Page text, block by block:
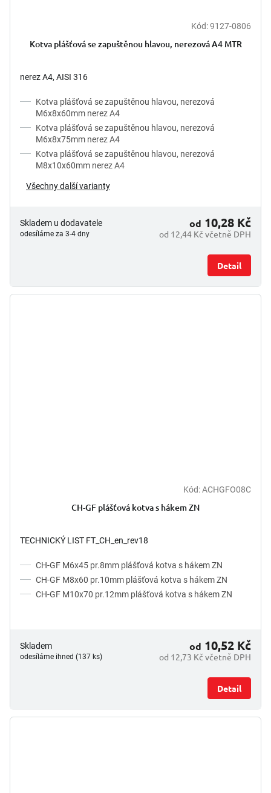
Kód:9127-0806
Kotva plášťová se zapuštěnou hlavou, nerezová A4 MTR
nerez A4, AISI 316
Kotva plášťová se zapuštěnou hlavou, nerezová
M6x8x60mm nerez A4
Kotva plášťová se zapuštěnou hlavou, nerezová
M6x8x75mm nerez A4
Kotva plášťová se zapuštěnou hlavou, nerezová
M8x10x60mm nerez A4
Všechny další varianty
Skladem u dodavatele
odesíláme za 3-4 dny od 12,44 Kč včetně DPH
od 10,28 Kč
Detail
Kód:ACHGFO08C
CH-GF plášťová kotva s hákem ZN
TECHNICKÝ LIST FT_CH_en_rev18
CH-GF M6x45 pr.8mm plášťová kotva s hákem ZN
CH-GF M8x60 pr.10mm plášťová kotva s hákem ZN
CH-GF M10x70 pr.12mm plášťová kotva s hákem ZN
Skladem
odesíláme ihned (137 ks) od 12,73 Kč včetně DPH
od 10,52 Kč
Detail